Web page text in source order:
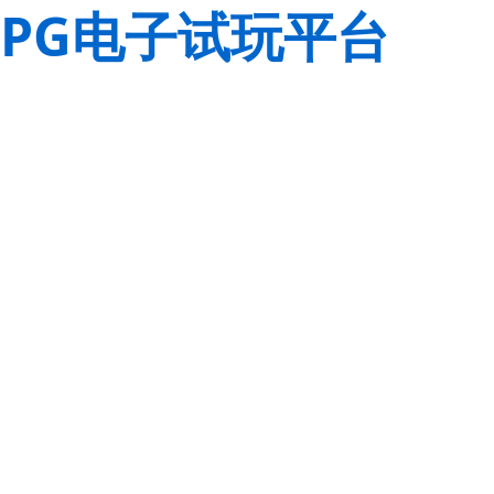
PG电子试玩平台